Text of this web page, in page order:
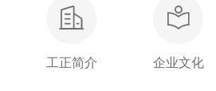
务。旗下产品包括喷绘机、写真机
工正简介 企业文化